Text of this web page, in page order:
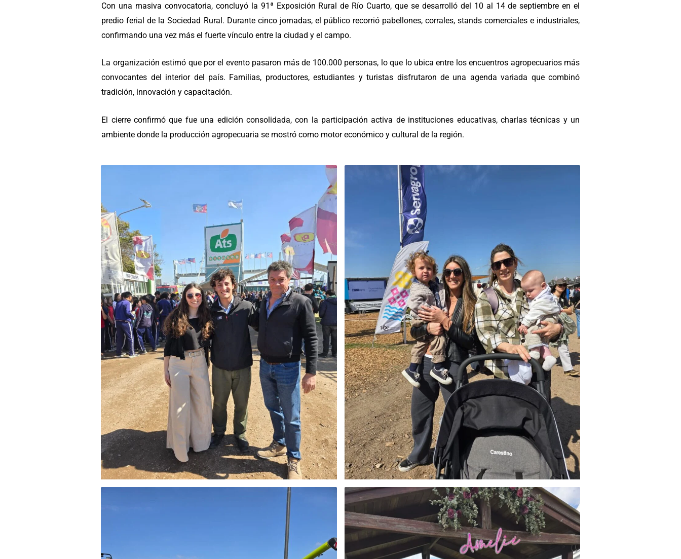
Con una masiva convocatoria, concluyó la 91ª Exposición Rural de Río Cuarto, que se desarrolló del 10 al 14 de septiembre en el
predio ferial de la Sociedad Rural. Durante cinco jornadas, el público recorrió pabellones, corrales, stands comerciales e industriales,
confirmando una vez más el fuerte vínculo entre la ciudad y el campo.
La organización estimó que por el evento pasaron más de 100.000 personas, lo que lo ubica entre los encuentros agropecuarios más
convocantes del interior del país. Familias, productores, estudiantes y turistas disfrutaron de una agenda variada que combinó
tradición, innovación y capacitación.
El cierre confirmó que fue una edición consolidada, con la participación activa de instituciones educativas, charlas técnicas y un
ambiente donde la producción agropecuaria se mostró como motor económico y cultural de la región.